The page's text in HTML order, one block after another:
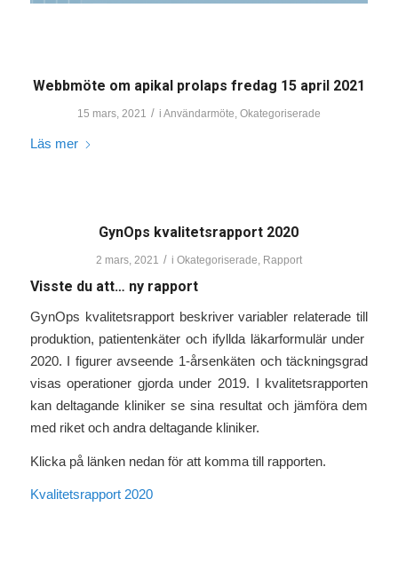
Webbmöte om apikal prolaps fredag 15 april 2021
15 mars, 2021 / i Användarmöte, Okategoriserade
Läs mer
GynOps kvalitetsrapport 2020
2 mars, 2021 / i Okategoriserade, Rapport
Visste du att… ny rapport
GynOps kvalitetsrapport beskriver variabler relaterade till
produktion, patientenkäter och ifyllda läkarformulär under
2020. I figurer avseende 1-årsenkäten och täckningsgrad
visas operationer gjorda under 2019. I kvalitetsrapporten
kan deltagande kliniker se sina resultat och jämföra dem
med riket och andra deltagande kliniker.
Klicka på länken nedan för att komma till rapporten.
Kvalitetsrapport 2020